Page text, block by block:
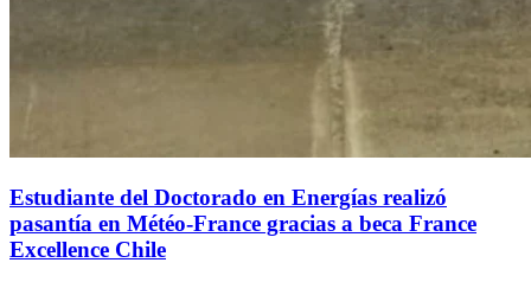
Estudiante del Doctorado en Energías realizó
pasantía en Météo-France gracias a beca France
Excellence Chile